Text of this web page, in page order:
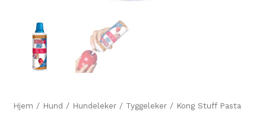
Hjem / Hund / Hundeleker / Tyggeleker / Kong Stuff Pasta